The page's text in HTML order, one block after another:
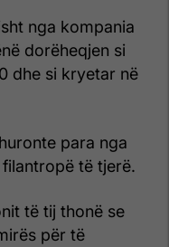
nga kompania
dorëheqjen si
dhe si kryetar në
para nga
të tjerë.
të tij thonë se
për të